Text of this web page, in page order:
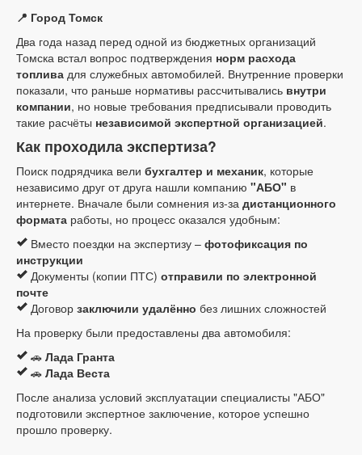
📍 Город Томск
Два года назад перед одной из бюджетных организаций
Томска встал вопрос подтверждения норм расхода
топлива для служебных автомобилей. Внутренние проверки
показали, что раньше нормативы рассчитывались внутри
компании, но новые требования предписывали проводить
такие расчёты независимой экспертной организацией.
Как проходила экспертиза?
Поиск подрядчика вели бухгалтер и механик, которые
независимо друг от друга нашли компанию "АБО" в
интернете. Вначале были сомнения из-за дистанционного
формата работы, но процесс оказался удобным:
Вместо поездки на экспертизу – фотофиксация по
инструкции
Документы (копии ПТС) отправили по электронной
почте
Договор заключили удалённо без лишних сложностей
На проверку были предоставлены два автомобиля:
🚗 Лада Гранта
🚗 Лада Веста
После анализа условий эксплуатации специалисты "АБО"
подготовили экспертное заключение, которое успешно
прошло проверку.